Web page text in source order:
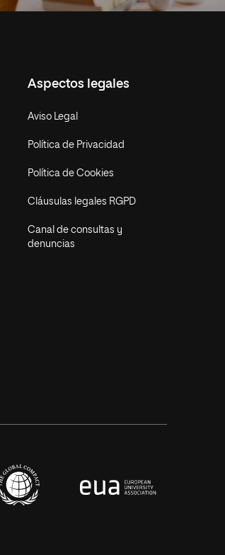
Aspectos legales
Aviso Legal
Política de Privacidad
Política de Cookies
Cláusulas legales RGPD
Canal de consultas y
denuncias